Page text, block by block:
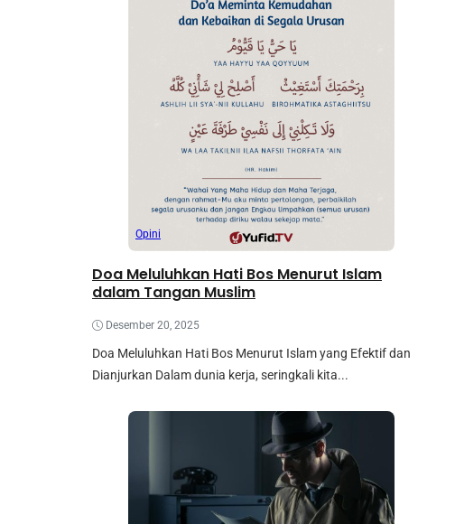
Opini
Doa Meluluhkan Hati Bos Menurut Islam
dalam Tangan Muslim
Desember 20, 2025
Doa Meluluhkan Hati Bos Menurut Islam yang Efektif dan
Dianjurkan Dalam dunia kerja, seringkali kita...